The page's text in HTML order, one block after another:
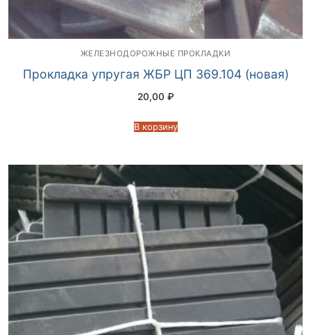
ЖЕЛЕЗНОДОРОЖНЫЕ ПРОКЛАДКИ
Прокладка упругая ЖБР ЦП 369.104 (новая)
20,00 ₽
В корзину